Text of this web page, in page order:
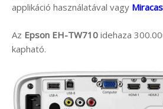
applikáció használatával vagy
Az Epson EH-TW710 idehaza
kapható.